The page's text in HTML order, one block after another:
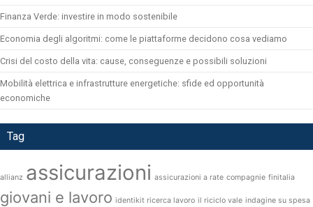
Finanza Verde: investire in modo sostenibile
Economia degli algoritmi: come le piattaforme decidono cosa vediamo
Crisi del costo della vita: cause, conseguenze e possibili soluzioni
Mobilità elettrica e infrastrutture energetiche: sfide ed opportunità
economiche
Tag
allianz assicurazioni assicurazioni a rate compagnie finitalia
giovani e lavoro identikit ricerca lavoro il riciclo vale indagine su spesa